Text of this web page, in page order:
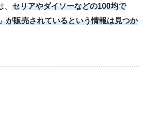
セリアやダイソーなどの100均で
が販売されているという情報は見つか